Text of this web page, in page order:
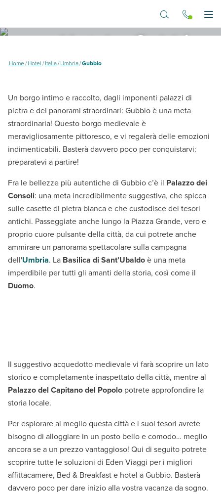
Hotel a Gubbio
Alla scoperta della città grigia
Home/Hotel/Italia/Umbria/Gubbio
Un borgo intimo e raccolto, dagli imponenti palazzi di
pietra e dei panorami straordinari: Gubbio è una meta
straordinaria! Questo borgo medievale è
meravigliosamente pittoresco, e vi regalerà delle emozioni
indimenticabili. Basterà davvero poco per conquistarvi:
preparatevi a partire!
Fra le bellezze più autentiche di Gubbio c’è il Palazzo dei
Consoli: una meta incredibilmente suggestiva, che spicca
sulle casette di pietra bianca e che custodisce dei tesori
antichi. Passeggiate anche lungo la Piazza Grande, vero e
proprio cuore pulsante della città, da cui potrete anche
ammirare un panorama spettacolare sulla campagna
dell'Umbria. La Basilica di Sant’Ubaldoè una meta
imperdibile per tutti gli amanti della storia, così come il
Duomo.
Il suggestivo acquedotto medievale vi farà scoprire un lato
storico e completamente inaspettato della città, mentre al
Palazzo del Capitano del Popolo potrete approfondire la
storia locale.
Per esplorare al meglio questa città e i suoi tesori avrete
bisogno di alloggiare in un posto bello e comodo… meglio
ancora se a un prezzo vantaggioso! Qui di seguito potrete
scoprire tutte le soluzioni di Eden Viaggi per i migliori
affittacamere, Bed & Breakfast e hotel a Gubbio. Basterà
davvero poco per dare inizio alla vostra vacanza da sogno.